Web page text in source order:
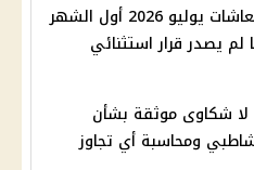
موعد صرف معاشات يوليو 2026 أول الشهر
لا شكاوى موثقة بشأن
ومحاسبة أي تجاوز